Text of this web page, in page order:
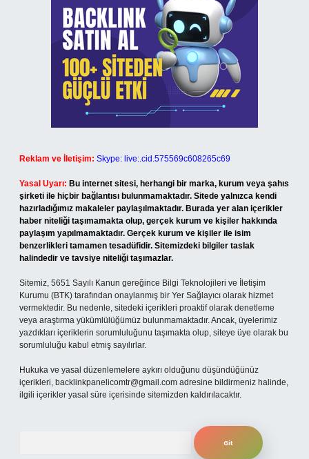
Reklam ve İletişim: Skype: live:.cid.575569c608265c69
Yasal Uyarı: Bu internet sitesi, herhangi bir marka, kurum veya şahıs
şirketi ile hiçbir bağlantısı bulunmamaktadır. Sitede yalnızca kendi
hazırladığımız makaleler paylaşılmaktadır. Burada yer alan içerikler
haber niteliği taşımamakta olup, gerçek kurum ve kişiler hakkında
paylaşım yapılmamaktadır. Gerçek kurum ve kişiler ile isim
benzerlikleri tamamen tesadüfidir. Sitemizdeki bilgiler taslak
halindedir ve tavsiye niteliği taşımazlar.
Sitemiz, 5651 Sayılı Kanun gereğince Bilgi Teknolojileri ve İletişim
Kurumu (BTK) tarafından onaylanmış bir Yer Sağlayıcı olarak hizmet
vermektedir. Bu nedenle, sitedeki içerikleri proaktif olarak denetleme
veya araştırma yükümlülüğümüz bulunmamaktadır. Ancak, üyelerimiz
yazdıkları içeriklerin sorumluluğunu taşımakta olup, siteye üye olarak bu
sorumluluğu kabul etmiş sayılırlar.
Hukuka ve yasal düzenlemelere aykırı olduğunu düşündüğünüz
içerikleri, backlinkpanelicomtr@gmail.com adresine bildirmeniz halinde,
ilgili içerikler yasal süre içerisinde sitemizden kaldırılacaktır.